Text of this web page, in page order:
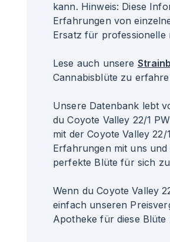
kann. Hinweis: Diese
Erfahrungen von
Ersatz für professionelle
Lese auch unsere
Cannabisblüte zu
Unsere Datenbank lebt
du Coyote Valley 22/1
mit der Coyote Valley
Erfahrungen mit uns
perfekte Blüte für sich
Wenn du Coyote Valley
einfach unseren
Apotheke für diese Blüte